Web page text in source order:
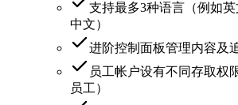
支持最多3种语言（例如
中文）
进阶控制面板管理内容及
员工帐户设有不同存取权
员工）